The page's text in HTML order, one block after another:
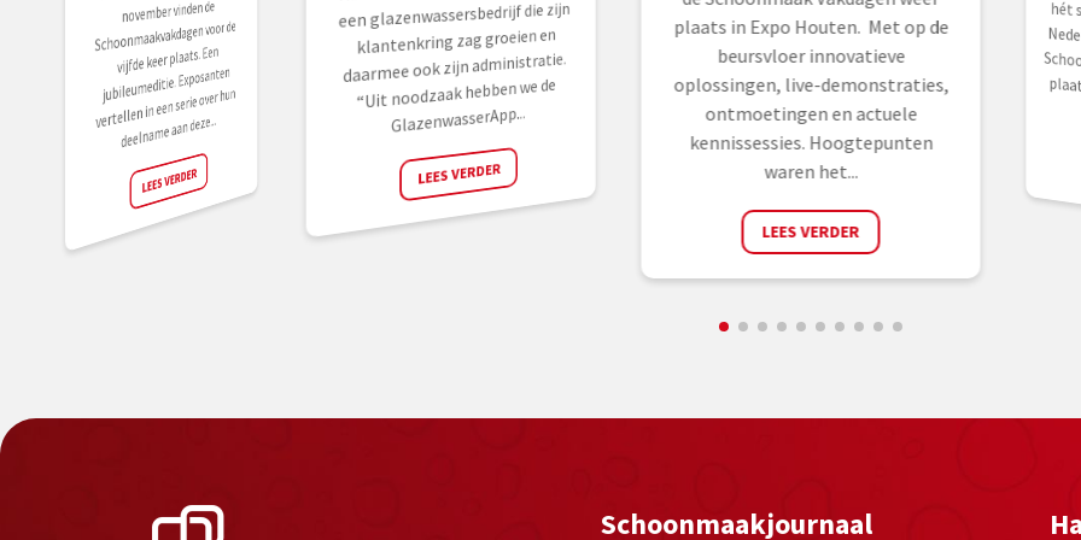
november vinden de
Schoonmaakvakdagen voor de
vijfde keer plaats. Een
jubileumeditie. Exposanten
vertellen in een serie over hun
deelname aan deze...
LEES VERDER
een glazenwassersbedrijf die zijn
klantenkring zag groeien en
daarmee ook zijn administratie.
“Uit noodzaak hebben we de
GlazenwasserApp...
LEES VERDER
plaats in Expo Houten. Met op de
beursvloer innovatieve
oplossingen, live-demonstraties,
ontmoetingen en actuele
kennissessies. Hoogtepunten
waren het...
LEES VERDER
Schoonmaakjournaal